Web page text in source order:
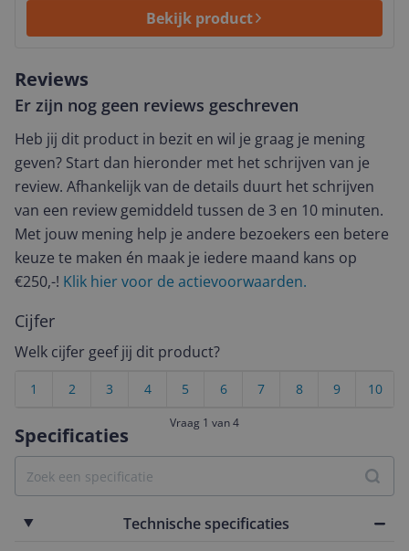
Bekijk product
Specificaties
Technische specificaties
Reviews
Er zijn nog geen reviews geschreven
Heb jij dit product in bezit en wil je graag je mening
geven? Start dan hieronder met het schrijven van je
review. Afhankelijk van de details duurt het schrijven
van een review gemiddeld tussen de 3 en 10 minuten.
Met jouw mening help je andere bezoekers een betere
keuze te maken én maak je iedere maand kans op
€250,-! Klik hier voor de actievoorwaarden.
Cijfer
Welk cijfer geef jij dit product?
10
9
8
7
6
5
4
3
2
1
Vraag 1 van 4